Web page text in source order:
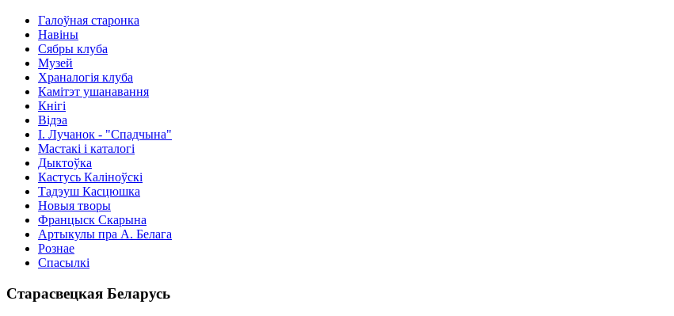
Галоўная старонка
Навіны
Сябры клуба
Музей
Храналогія клуба
Камітэт ушанавання
Кнігі
Відэа
І. Лучанок - "Спадчына"
Мастакі i каталогi
Дыктоўка
Кастусь Каліноўскі
Тадэуш Касцюшка
Новыя творы
Францыск Скарына
Артыкулы пра А. Белага
Рознае
Спасылкі
Старасвецкая Беларусь